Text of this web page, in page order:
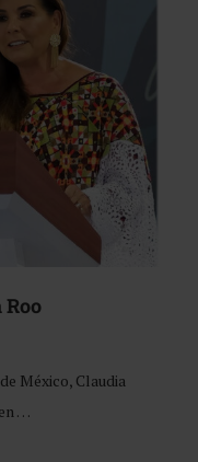
México, Claudia
…